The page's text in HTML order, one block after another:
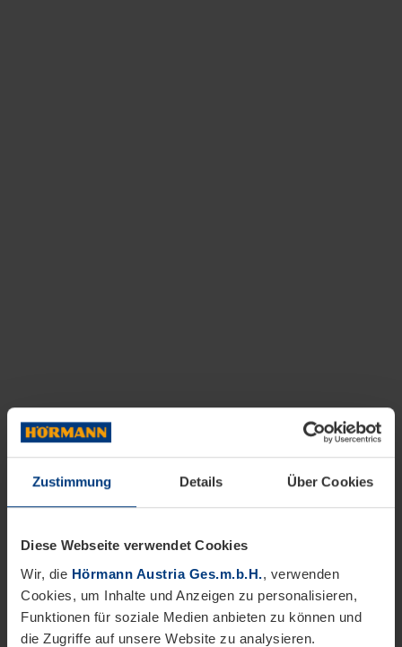
Zustimmung Details Über Cookies
Diese Webseite verwendet Cookies
Wir, die Hörmann Austria Ges.m.b.H., verwenden
Cookies, um Inhalte und Anzeigen zu personalisieren,
Funktionen für soziale Medien anbieten zu können und
die Zugriffe auf unsere Website zu analysieren.